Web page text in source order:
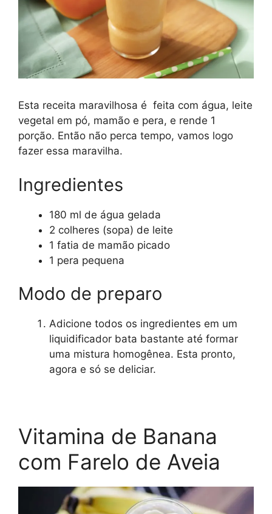
Esta receita maravilhosa é feita com água, leite
vegetal em pó, mamão e pera, e rende 1
porção. Então não perca tempo, vamos logo
fazer essa maravilha.
Ingredientes
180 ml de água gelada
2 colheres (sopa) de leite
1 fatia de mamão picado
1 pera pequena
Modo de preparo
Adicione todos os ingredientes em um
liquidificador bata bastante até formar
uma mistura homogênea. Esta pronto,
agora e só se deliciar.
Vitamina de Banana
com Farelo de Aveia